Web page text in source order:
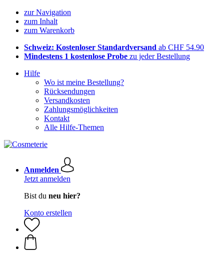
zur Navigation
zum Inhalt
zum Warenkorb
Schweiz: Kostenloser Standardversand ab CHF 54.90
Mindestens 1 kostenlose Probe zu jeder Bestellung
Hilfe
Wo ist meine Bestellung?
Rücksendungen
Versandkosten
Zahlungsmöglichkeiten
Kontakt
Alle Hilfe-Themen
Anmelden
Jetzt anmelden
Bist du neu hier?
Konto erstellen